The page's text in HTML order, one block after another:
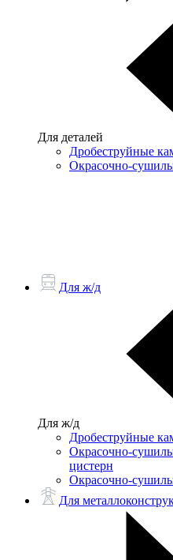
Для деталей
Дробеструйные
Окрасочно-
Для ж/д
Для ж/д
Дробеструйные
Окрасочно-
цистерн
Окрасочно-
Для